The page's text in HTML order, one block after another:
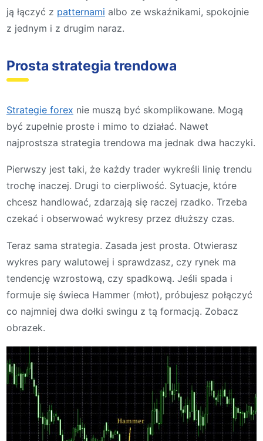
ją łączyć z patternami albo ze wskaźnikami, spokojnie
z jednym i z drugim naraz.
Prosta strategia trendowa
Strategie forex nie muszą być skomplikowane. Mogą
być zupełnie proste i mimo to działać. Nawet
najprostsza strategia trendowa ma jednak dwa haczyki.
Pierwszy jest taki, że każdy trader wykreśli linię trendu
trochę inaczej. Drugi to cierpliwość. Sytuacje, które
chcesz handlować, zdarzają się raczej rzadko. Trzeba
czekać i obserwować wykresy przez dłuższy czas.
Teraz sama strategia. Zasada jest prosta. Otwierasz
wykres pary walutowej i sprawdzasz, czy rynek ma
tendencję wzrostową, czy spadkową. Jeśli spada i
formuje się świeca Hammer (młot), próbujesz połączyć
co najmniej dwa dołki swingu z tą formacją. Zobacz
obrazek.